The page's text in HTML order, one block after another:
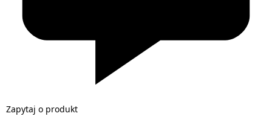
Zapytaj o produkt